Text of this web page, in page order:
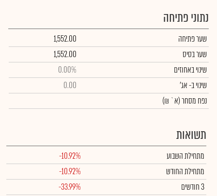
נתוני פתיחה
שער פתיחה
1,552.00
שער בסיס
1,552.00
שינוי באחוזים
0.00%
שינויב- אג'
0.00
נפח מסחר(א` ₪)
תשואות
מתחילת השבוע
-10.92%
מתחילת החודש
-10.92%
3 חודשים
-33.99%